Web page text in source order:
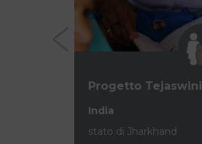
Progetto Tejaswini
India
stato di Jharkhand